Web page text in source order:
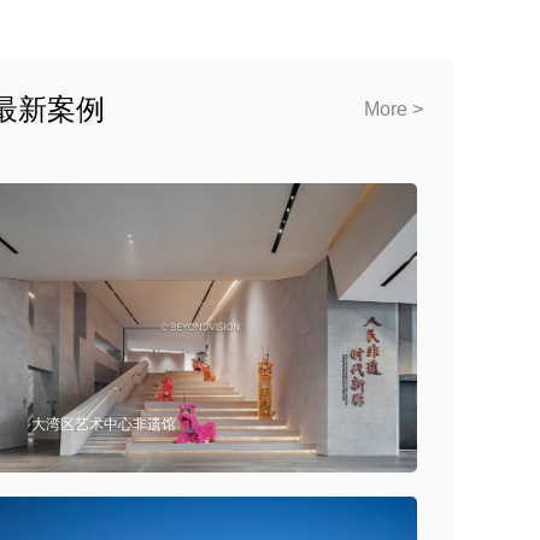
新案例 More >
大湾区艺术中心非遗馆